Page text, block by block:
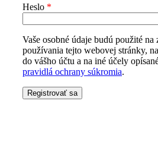
Heslo *
Vaše osobné údaje budú použité na
používania tejto webovej stránky,
do vášho účtu a na iné účely
pravidlá ochrany súkromia.
Registrovať sa